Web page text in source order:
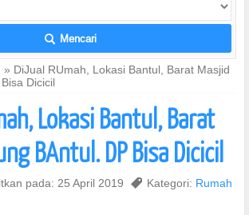
L Mencari
» DiJual RUmah, Lokasi Bantul, Barat Masjid
Dicicil
Lokasi Bantul, Barat
BAntul. DP Bisa Dicicil
pada: 25 April 2019 , Kategori: Rumah